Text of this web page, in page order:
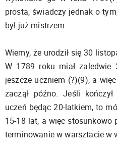
prosta, świadczy jednak o
był już mistrzem.
Wiemy, że urodził się 30
W 1789 roku miał
jeszcze uczniem (?)(9), a
zaczął późno. Jeśli
uczeń będąc 20-latkiem, to
15-18 lat, a więc stosunkowo
terminowanie w warsztacie w